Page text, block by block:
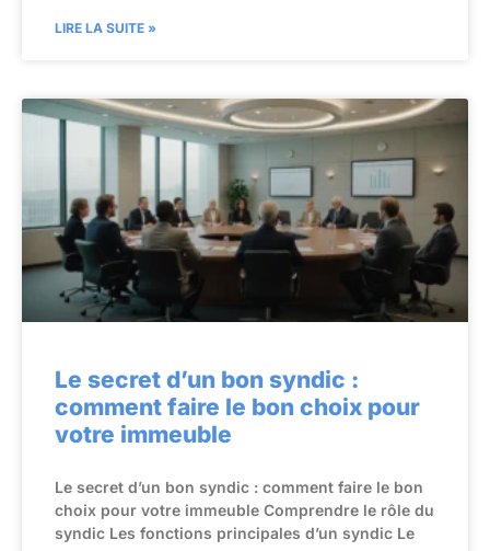
LIRE LA SUITE »
Le secret d’un bon syndic :
comment faire le bon choix pour
votre immeuble
Le secret d’un bon syndic : comment faire le bon
choix pour votre immeuble Comprendre le rôle du
syndic Les fonctions principales d’un syndic Le